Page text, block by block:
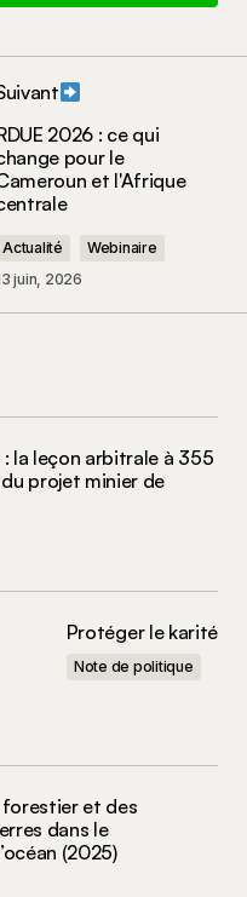
avec *
e-mail et mon site
prochain
2026 : ce qui
pour le
et l'Afrique
Actualité
Webinaire
juin, 2026
la leçon arbitrale à 355
projet minier de
Protéger le karité
Note de politique
et des
dans le
(2025)